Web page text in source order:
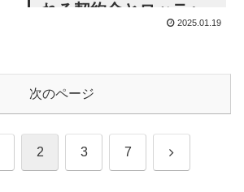
れる契約金とロッテへ
2025.01.19
次のページ
2 3 7 次